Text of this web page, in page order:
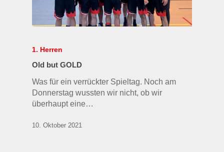
1. Herren
Old but GOLD
Was für ein verrückter Spieltag. Noch am
Donnerstag wussten wir nicht, ob wir
überhaupt eine…
10. Oktober 2021